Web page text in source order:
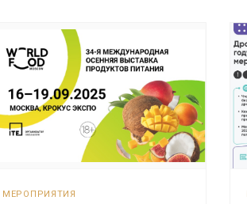
МЕРОПРИЯТИЯ